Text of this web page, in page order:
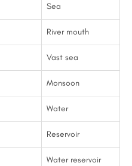
Sea
River mouth
Vast sea
Monsoon
Water
Reservoir
Water reservoir